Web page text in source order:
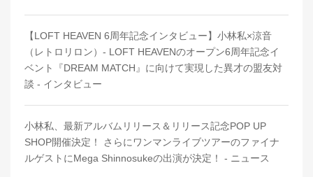
【LOFT HEAVEN 6周年記念インタビュー】小林私×涼音
（レトロリロン）- LOFT HEAVENのオープン6周年記念イ
ベント『DREAM MATCH』に向けて実現した異才の盟友対
談 - インタビュー
小林私、最新アルバムリリース＆リリース記念POP UP
SHOP開催決定！ さらにワンマンライブツアーのファイナ
ルゲストにMega Shinnosukeの出演が決定！ - ニュース